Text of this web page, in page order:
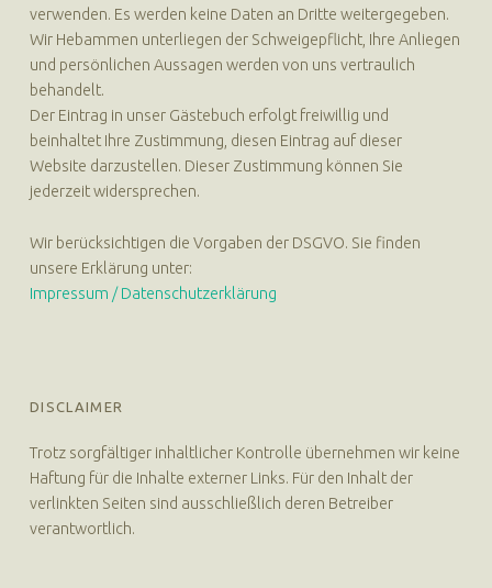
verwenden. Es werden keine Daten an Dritte weitergegeben.
Wir Hebammen unterliegen der Schweigepflicht, Ihre Anliegen
und persönlichen Aussagen werden von uns vertraulich
behandelt.
Der Eintrag in unser Gästebuch erfolgt freiwillig und
beinhaltet Ihre Zustimmung, diesen Eintrag auf dieser
Website darzustellen. Dieser Zustimmung können Sie
jederzeit widersprechen.
Wir berücksichtigen die Vorgaben der DSGVO. Sie finden
unsere Erklärung unter:
Impressum / Datenschutzerklärung
DISCLAIMER
Trotz sorgfältiger inhaltlicher Kontrolle übernehmen wir keine
Haftung für die Inhalte externer Links. Für den Inhalt der
verlinkten Seiten sind ausschließlich deren Betreiber
verantwortlich.